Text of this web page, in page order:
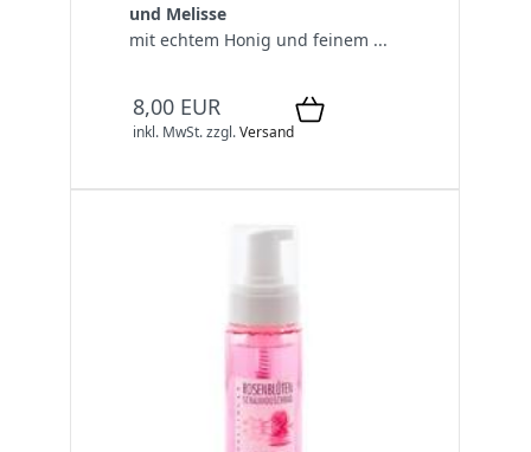
und Melisse
mit echtem Honig und feinem ...
8,00 EUR
inkl. MwSt.zzgl.Versand